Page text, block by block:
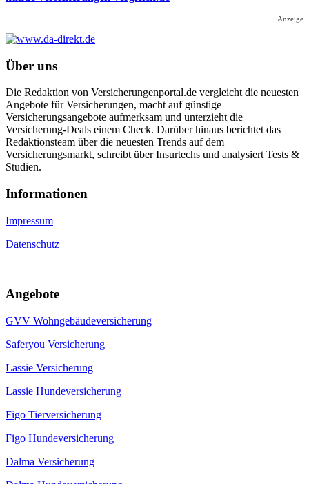
Anzeige
Über uns
Die Redaktion von Versicherungenportal.de vergleicht die neuesten
Angebote für Versicherungen, macht auf günstige
Versicherungsangebote aufmerksam und unterzieht die
Versicherung-Deals einem Check. Darüber hinaus berichtet das
Redaktionsteam über die neuesten Trends auf dem
Versicherungsmarkt, schreibt über Insurtechs und analysiert Tests &
Studien.
Informa­tionen
Impressum
Datenschutz
Angebote
GVV Wohngebäudeversicherung
Saferyou Versicherung
Lassie Versicherung
Lassie Hundeversicherung
Figo Tierversicherung
Figo Hundeversicherung
Dalma Versicherung